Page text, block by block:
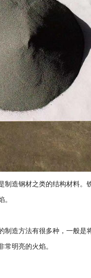
造钢材之类的结构材料
造方法有很多种，一般是
明亮的火焰。